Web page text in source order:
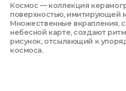
Космос — коллекция
поверхностью, имитирующей
Множественные вкрапления,
небесной карте, создают
рисунок, отсылающий к
космоса.